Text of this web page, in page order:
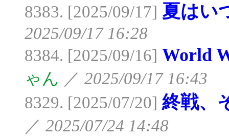
8383. [2025/09/17] 夏はい
2025/09/17 16:28
8384. [2025/09/16] World
ゃん ／ 2025/09/17 16:43
8329. [2025/07/20] 終戦、
／ 2025/07/24 14:48